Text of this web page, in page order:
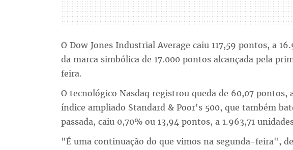
O Dow Jones Industrial Average caiu 117,59 pontos, a
da marca simbólica de 17.000 pontos alcançada pela
feira.
O tecnológico Nasdaq registrou queda de 60,07 pontos,
índice ampliado Standard & Poor's 500, que também
passada, caiu 0,70% ou 13,94 pontos, a 1.963,71
"É uma continuação do que vimos na segunda-feira",